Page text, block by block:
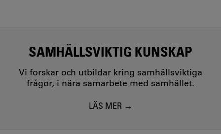
SAMHÄLLSVIKTIG KUNSKAP
Vi forskar och utbildar kring samhällsviktiga
frågor, i nära samarbete med samhället.
LÄS MER